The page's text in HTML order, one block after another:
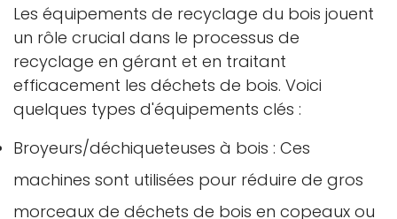
Les équipements de recyclage du bois jouent
un rôle crucial dans le processus de
recyclage en gérant et en traitant
efficacement les déchets de bois. Voici
quelques types d'équipements clés :
Broyeurs/déchiqueteuses à bois : Ces
machines sont utilisées pour réduire de gros
morceaux de déchets de bois en copeaux ou